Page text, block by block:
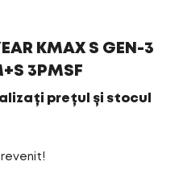
KMAX S GEN-3
3PMSF
prețul și stocul